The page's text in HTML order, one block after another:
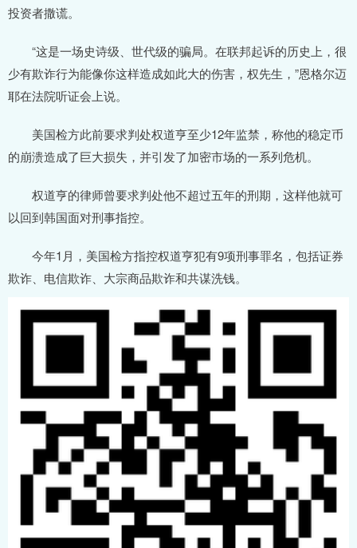
投资者撒谎。
“这是一场史诗级、世代级的骗局。在联邦起诉的历史上，很
少有欺诈行为能像你这样造成如此大的伤害，权先生，”恩格尔迈
耶在法院听证会上说。
美国检方此前要求判处权道亨至少12年监禁，称他的稳定币
的崩溃造成了巨大损失，并引发了加密市场的一系列危机。
权道亨的律师曾要求判处他不超过五年的刑期，这样他就可
以回到韩国面对刑事指控。
今年1月，美国检方指控权道亨犯有9项刑事罪名，包括证券
欺诈、电信欺诈、大宗商品欺诈和共谋洗钱。